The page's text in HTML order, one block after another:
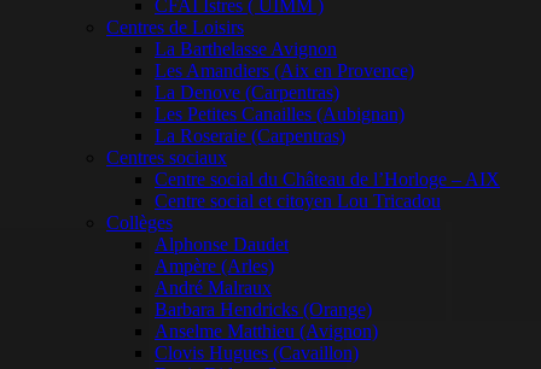
CFAI Istres ( UIMM )
Centres de Loisirs
La Barthelasse Avignon
Les Amandiers (Aix en Provence)
La Denove (Carpentras)
Les Petites Canailles (Aubignan)
La Roseraie (Carpentras)
Centres sociaux
Centre social du Château de l’Horloge – AIX
Centre social et citoyen Lou Tricadou
Collèges
Alphonse Daudet
Ampère (Arles)
André Malraux
Barbara Hendricks (Orange)
Anselme Matthieu (Avignon)
Clovis Hugues (Cavaillon)